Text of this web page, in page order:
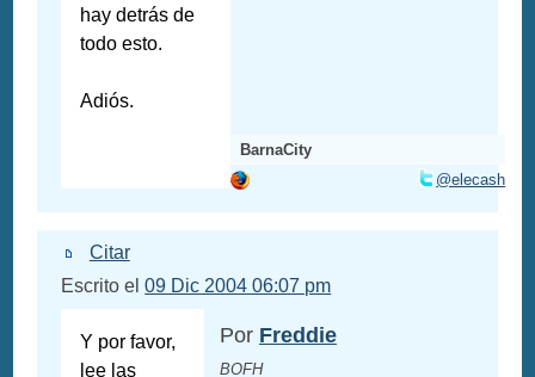
hay detrás de
todo esto.
Adiós.
BarnaCity
@elecash
Citar
Escrito el09 Dic 2004 06:07 pm
Y por favor,
lee las
Por Freddie
BOFH